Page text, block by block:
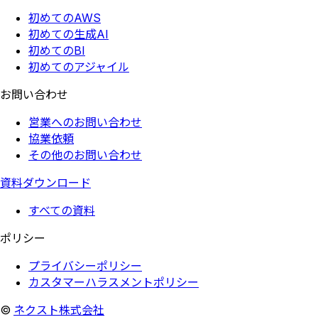
初めてのAWS
初めての生成AI
初めてのBI
初めてのアジャイル
お問い合わせ
営業へのお問い合わせ
協業依頼
その他のお問い合わせ
資料ダウンロード
すべての資料
ポリシー
プライバシーポリシー
カスタマーハラスメントポリシー
© ネクスト株式会社